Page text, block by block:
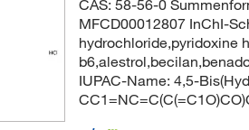
CAS: 58-56-0
MFCD00012807 InChI-
hydrochloride,pyridoxine
IUPAC-Name: 4,5-